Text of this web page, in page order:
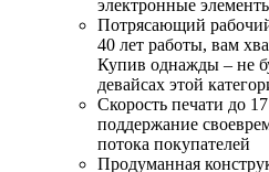
электронные
Потрясающий
40 лет работы, вам
Купив однажды – не
девайсах этой
Скорость печати до
поддержание
потока покупателей
Продуманная